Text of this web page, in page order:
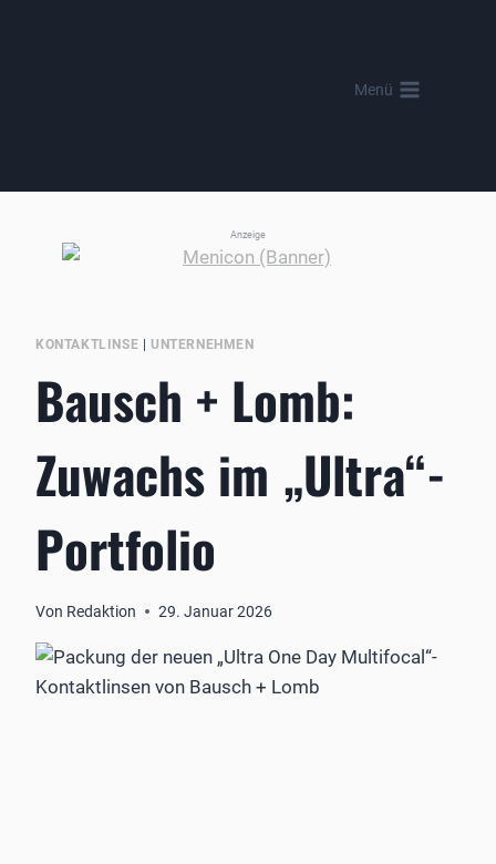
Menü
Anzeige
KONTAKTLINSE UNTERNEHMEN
Bausch + Lomb:
Zuwachs im „Ultra“-
Portfolio
Von Redaktion 29. Januar 2026